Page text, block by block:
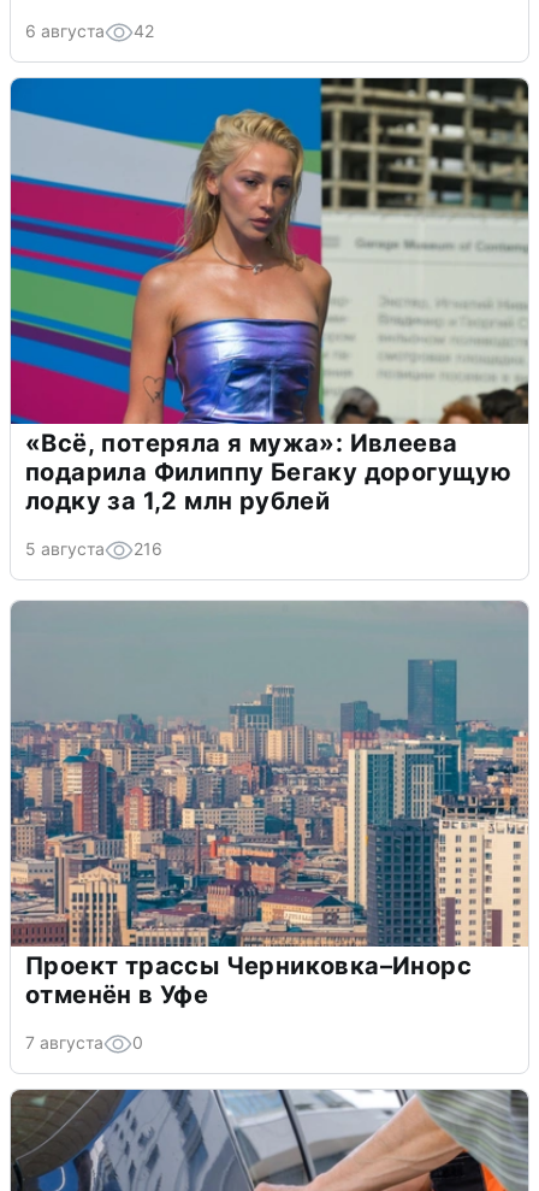
6 августа 42
«Всё, потеряла я мужа»: Ивлеева
подарила Филиппу Бегаку дорогущую
лодку за 1,2 млн рублей
5 августа 216
Проект трассы Черниковка–Инорс
отменён в Уфе
7 августа 0